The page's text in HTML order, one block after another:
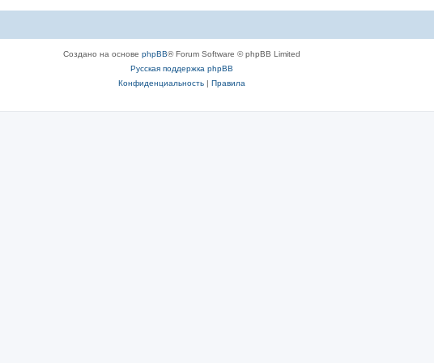
Создано на основе phpBB® Forum Software © phpBB Limited
Русская поддержка phpBB
Конфиденциальность| Правила